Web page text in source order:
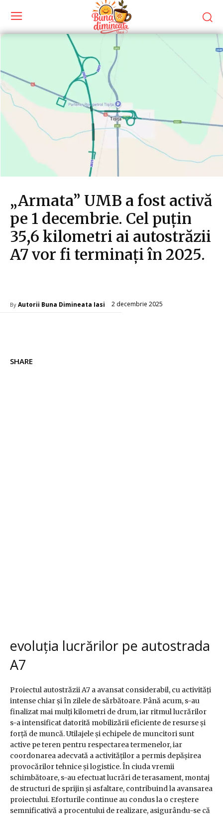
„Armata” UMB a fost activă
pe 1 decembrie. Cel puțin
35,6 kilometri ai autostrăzii
A7 vor fi terminați în 2025.
By Autorii Buna Dimineata Iasi 2 decembrie 2025
SHARE
evoluția lucrărilor pe autostrada
A7
Proiectul autostrăzii A7 a avansat considerabil, cu activități
intense chiar și în zilele de sărbătoare. Până acum, s-au
finalizat mai mulți kilometri de drum, iar ritmul lucrărilor
s-a intensificat datorită mobilizării eficiente de resurse și
forță de muncă. Utilajele și echipele de muncitori sunt
active pe teren pentru respectarea termenelor, iar
coordonarea adecvată a activităților a permis depășirea
provocărilor tehnice și logistice. În ciuda vremii
schimbătoare, s-au efectuat lucrări de terasament, montaj
de structuri de sprijin și asfaltare, contribuind la avansarea
proiectului. Eforturile continue au condus la o creștere
semnificativă a procentului de realizare, asigurându-se că